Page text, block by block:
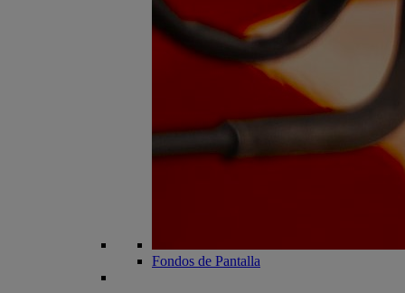
Fondos de Pantalla